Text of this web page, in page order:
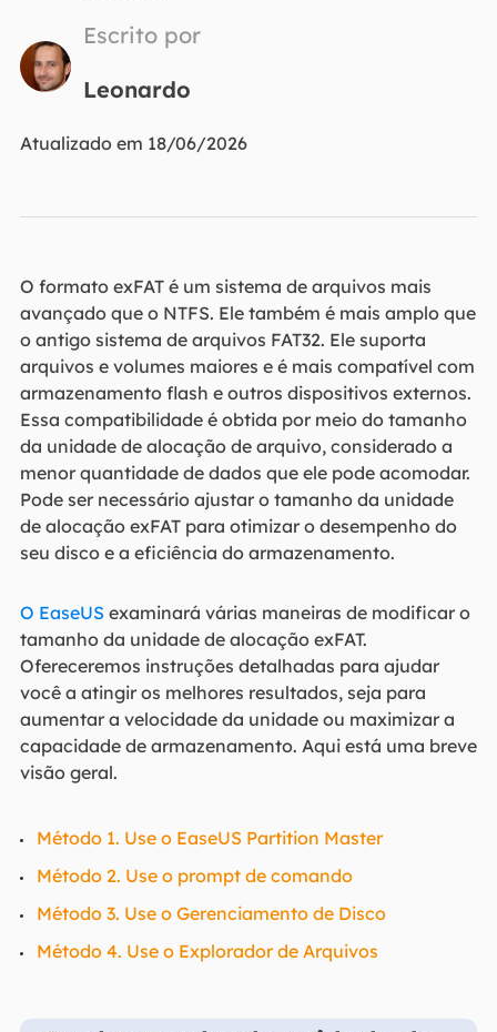
Escrito por
Leonardo
Atualizado em 18/06/2026
O formato exFAT é um sistema de arquivos mais
avançado que o NTFS. Ele também é mais amplo que
o antigo sistema de arquivos FAT32. Ele suporta
arquivos e volumes maiores e é mais compatível com
armazenamento flash e outros dispositivos externos.
Essa compatibilidade é obtida por meio do tamanho
da unidade de alocação de arquivo, considerado a
menor quantidade de dados que ele pode acomodar.
Pode ser necessário ajustar o tamanho da unidade
de alocação exFAT para otimizar o desempenho do
seu disco e a eficiência do armazenamento.
O EaseUS examinará várias maneiras de modificar o
tamanho da unidade de alocação exFAT.
Ofereceremos instruções detalhadas para ajudar
você a atingir os melhores resultados, seja para
aumentar a velocidade da unidade ou maximizar a
capacidade de armazenamento. Aqui está uma breve
visão geral.
Método 1. Use o EaseUS Partition Master
Método 2. Use o prompt de comando
Método 3. Use o Gerenciamento de Disco
Método 4. Use o Explorador de Arquivos